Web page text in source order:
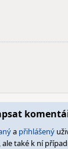
a přihlášený
také k ní